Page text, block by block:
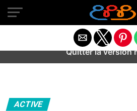
Warning
: preg_match(): Unknown
/home/u589487443/domains/
content/plugins/idev-post-views/
ACTIVE
Quitter la version